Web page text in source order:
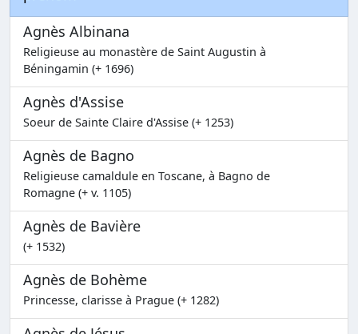
Agnès Albinana
Religieuse au monastère de Saint Augustin à
Béningamin (+ 1696)
Agnès d'Assise
Soeur de Sainte Claire d'Assise (+ 1253)
Agnès de Bagno
Religieuse camaldule en Toscane, à Bagno de
Romagne (+ v. 1105)
Agnès de Bavière
(+ 1532)
Agnès de Bohème
Princesse, clarisse à Prague (+ 1282)